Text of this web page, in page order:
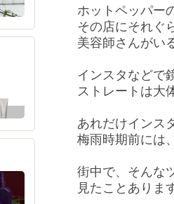
ホットペッパー
その店にそれぐ
美容師さんがい
インスタなどで
ストレートは大
あれだけインス
梅雨時期前には
街中で、そんな
見たことあり